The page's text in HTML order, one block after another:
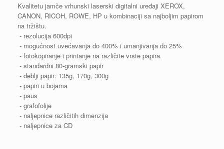
Kvalitetu jamče vrhunski laserski digitalni uređaji XEROX,
CANON, RICOH, ROWE, HP u kombinaciji sa najboljim papirom
na tržištu.
- rezolucija 600dpi
- mogućnost uvećavanja do 400% i umanjivanja do 25%
- fotokopiranje i printanje na različite vrste papira.
- standardni 80-gramski papir
- deblji papir: 135g, 170g, 300g
- papiri u bojama
- paus
- grafofolije
- naljepnice različitih dimenzija
- naljepnice za CD